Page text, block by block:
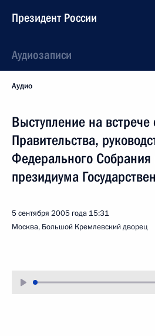
Президент России
Аудиозаписи
Аудио
Выступление на
Правительства,
Федерального
президиума
5 сентября 2005 года 15:31
Москва, Большой Кремлевский дворец